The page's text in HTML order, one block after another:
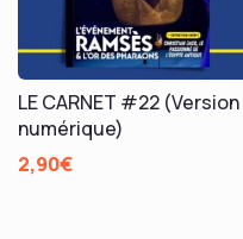
LE CARNET #22 (Version
numérique)
2,90€